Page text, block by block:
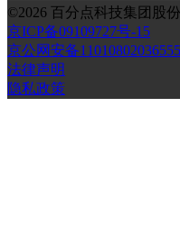
©2026 百分点科技集团股
京ICP备09109727号-15
京公网安备
法律声明
隐私政策